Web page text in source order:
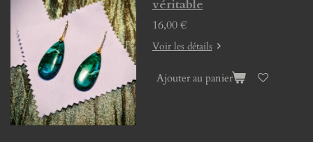
véritable
16,00 €
Voir les détails
Ajouter au panier